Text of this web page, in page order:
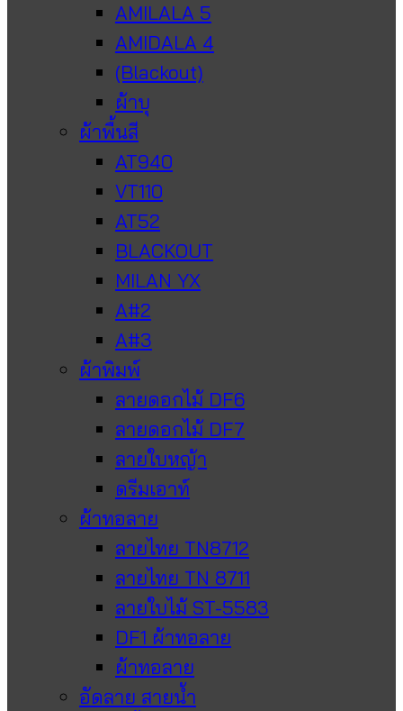
AMILALA 5
AMIDALA 4
(Blackout)
ผ้าบุ
ผ้าพื้นสี
AT940
VT110
AT52
BLACKOUT
MILAN YX
A#2
A#3
ผ้าพิมพ์
ลายดอกไม้ DF6
ลายดอกไม้ DF7
ลายใบหญ้า
ดรีมเอาท์
ผ้าทอลาย
ลายไทย TN8712
ลายไทย TN 8711
ลายใบไม้ ST-5583
DF1 ผ้าทอลาย
ผ้าทอลาย
อัดลาย สายน้ำ